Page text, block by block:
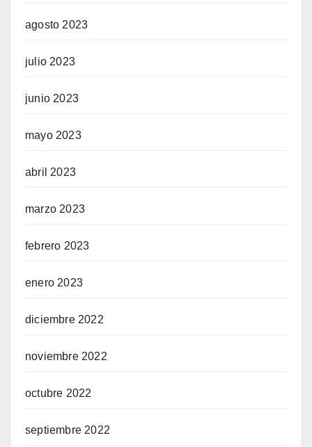
agosto 2023
julio 2023
junio 2023
mayo 2023
abril 2023
marzo 2023
febrero 2023
enero 2023
diciembre 2022
noviembre 2022
octubre 2022
septiembre 2022